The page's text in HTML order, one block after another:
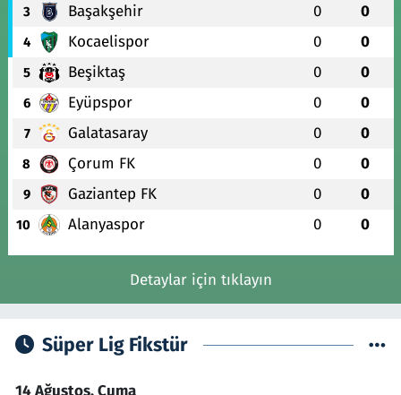
3 Başakşehir 0 0
4 Kocaelispor 0 0
5 Beşiktaş 0 0
6 Eyüpspor 0 0
7 Galatasaray 0 0
8 Çorum FK 0 0
9 Gaziantep FK 0 0
10 Alanyaspor 0 0
Detaylar için tıklayın
Süper Lig Fikstür
14 Ağustos, Cuma